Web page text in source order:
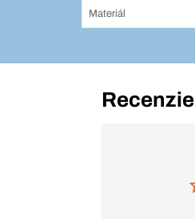
Materiál
Recenzie